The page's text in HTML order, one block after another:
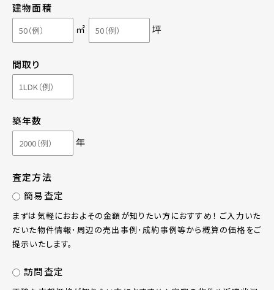
建物面積
㎡
坪
間取り
築年数
年
査定方法
簡易査定
まずは気軽におおよその金額が知りたい方におすすめ！ ご入力いた
だいた物件情報･周辺の売出事例･成約事例等から概算の価格をご
提示いたします。
訪問査定